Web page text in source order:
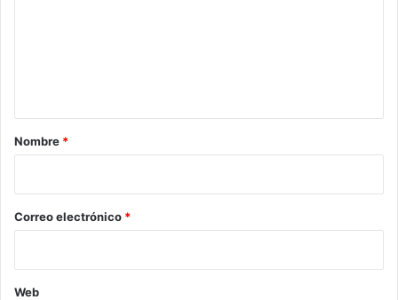
r
*
Nombre *
Correo electrónico *
Web